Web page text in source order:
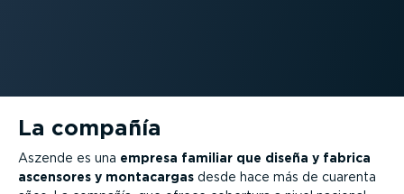
La compañía
Aszende es una empresa familiar que diseña y fabrica
ascensores y montacargas desde hace más de cuarenta